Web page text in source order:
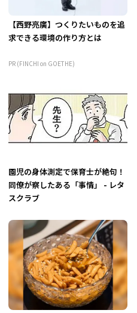
【西野亮廣】つくりたいものを追
求できる環境の作り方とは
PR (FINCHI on GOETHE)
園児の身体測定で保育士が絶句！
同僚が察したある「事情」 - レタ
スクラブ